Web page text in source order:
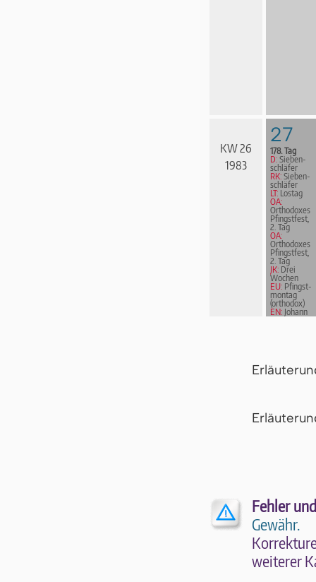
KW 26
1983
27
178. Tag
D: Sie­ben­
schlä­fer
RK: Sie­ben­
schlä­fer
LT: Lostag
OA:
Orthodoxes
Pfingstfest,
2. Tag
OA:
Orthodoxes
Pfingstfest,
2. Tag
JK: Drei
Wochen
EU: Pfingst­
mon­tag
(orthodox)
EN: Johann
Fehler
Gewähr.
wei­te­rer